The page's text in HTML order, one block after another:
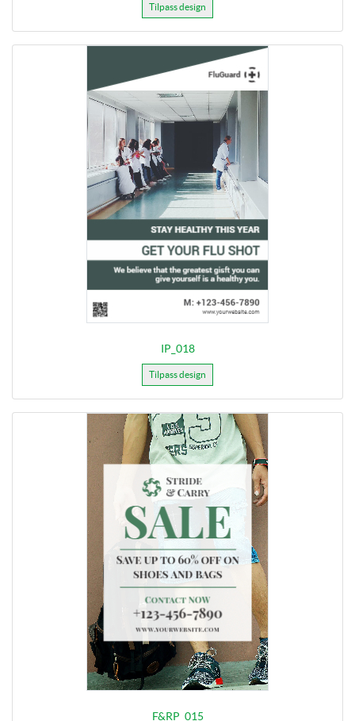
Tilpass design
IP_018
Tilpass design
F&RP_015